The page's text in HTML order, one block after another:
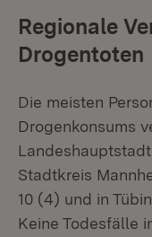
Regionale
Drogentoten
Die meisten
Drogenkonsums
Stadtkreis
10 (4) und in
Keine Todesfälle